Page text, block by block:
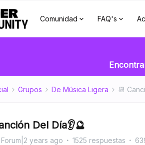
Comunidad FAQ's
Grupos De Música Ligera 📆
Del Día👂🔮
years ago 1525 respuestas